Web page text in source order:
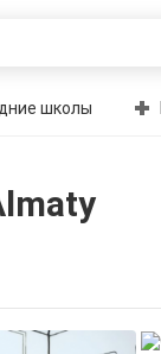
школы